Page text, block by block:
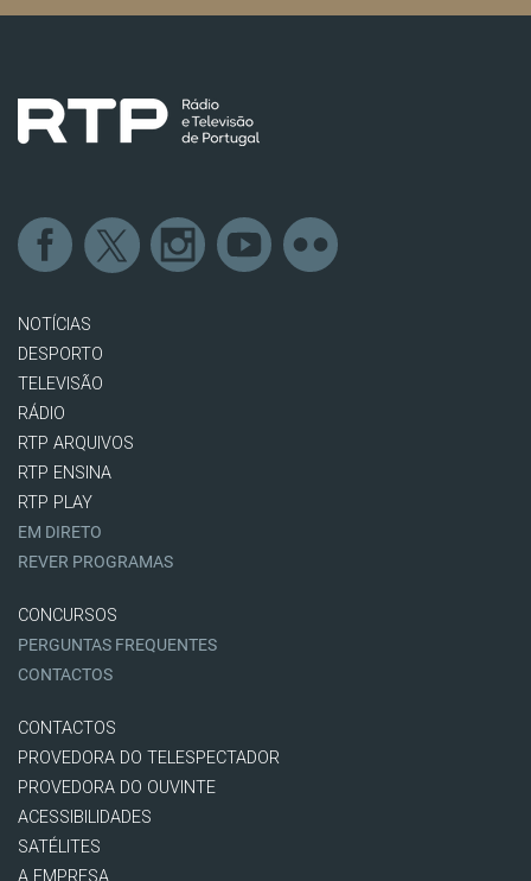
NOTÍCIAS
DESPORTO
TELEVISÃO
RÁDIO
RTP ARQUIVOS
RTP ENSINA
RTP PLAY
EM DIRETO
REVER PROGRAMAS
CONCURSOS
PERGUNTAS FREQUENTES
CONTACTOS
CONTACTOS
PROVEDORA DO TELESPECTADOR
PROVEDORA DO OUVINTE
ACESSIBILIDADES
SATÉLITES